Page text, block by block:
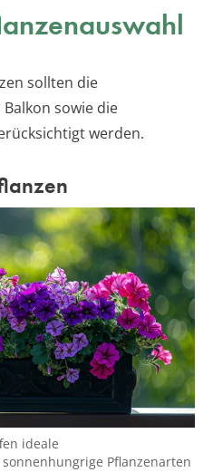
sollten die
sowie die
werden.
ideale
Pflanzenarten